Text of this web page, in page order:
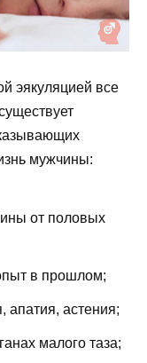
эякуляцией все
мужчины:
от половых
в прошлом;
апатия, астения;
малого таза;